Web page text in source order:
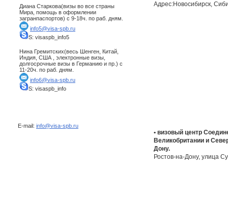
Диана Старкова(визы во все страны
Мира, помощь в оформлении
загранпаспортов) с 9-18ч. по раб. дням.
info5@visa-spb.ru
S: visaspb_info5
Нина Гремитских(весь Шенген, Китай,
Индия, США , электронные визы,
долгосрочные визы в Германию и пр.) с
11-20ч. по раб. дням.
info6@visa-spb.ru
S: visaspb_info
E-mail: info@visa-spb.ru
Адрес:Новосибирск,
• визовый центр
Великобритании и
Дону.
Ростов-на-Дону, улица